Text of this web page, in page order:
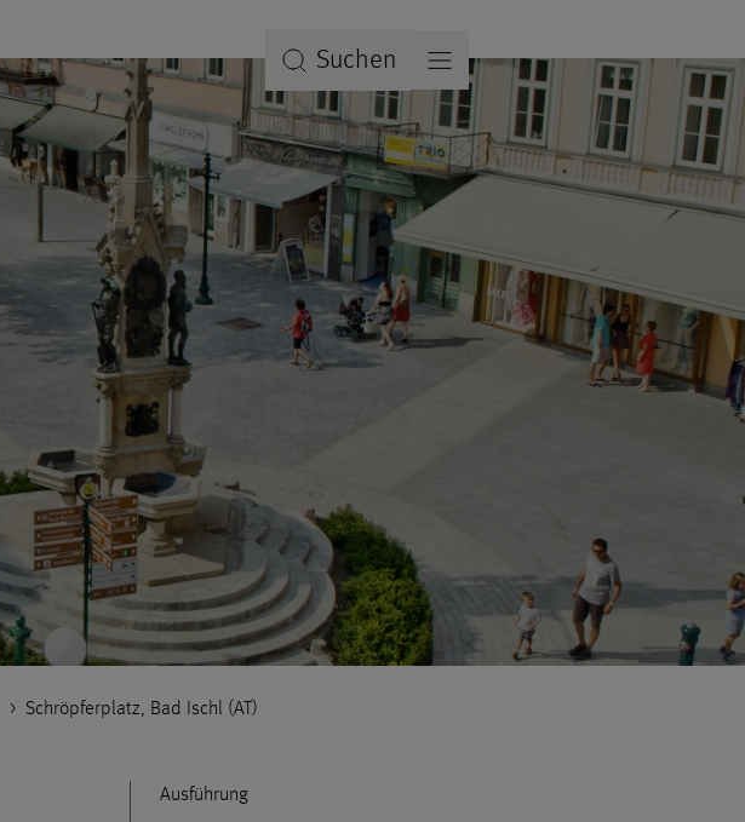
Suchen
> Schröpferplatz, Bad Ischl (AT)
Ausführung